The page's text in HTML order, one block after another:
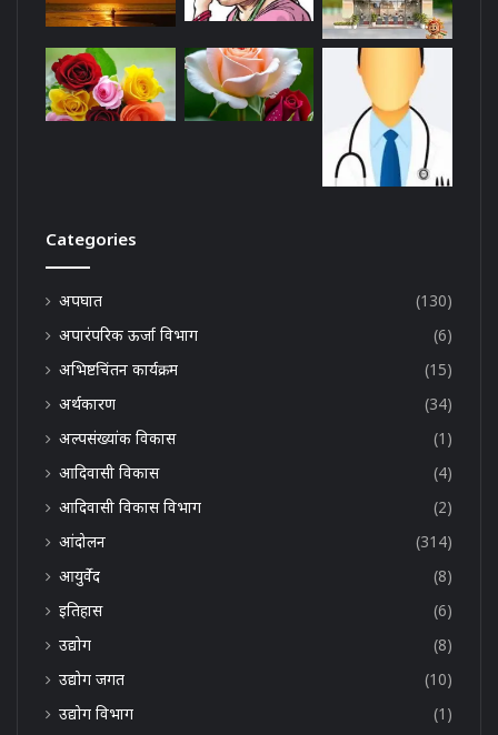
Categories
अपघात
(130)
अपारंपरिक ऊर्जा विभाग
(6)
अभिष्टचिंतन कार्यक्रम
(15)
अर्थकारण
(34)
अल्पसंख्यांक विकास
(1)
आदिवासी विकास
(4)
आदिवासी विकास विभाग
(2)
आंदोलन
(314)
आयुर्वेद
(8)
इतिहास
(6)
उद्योग
(8)
उद्योग जगत
(10)
उद्योग विभाग
(1)